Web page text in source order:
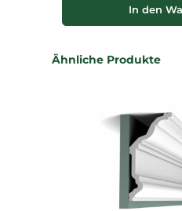
In den
Produktgalerie
Ähnliche Produkte